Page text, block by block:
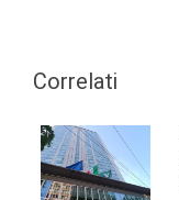
Correlati